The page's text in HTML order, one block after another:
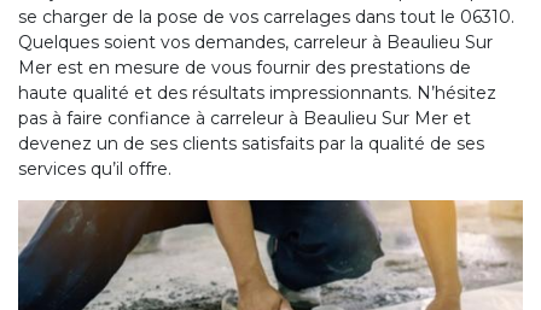
se charger de la pose de vos carrelages dans tout le 06310.
Quelques soient vos demandes, carreleur à Beaulieu Sur
Mer est en mesure de vous fournir des prestations de
haute qualité et des résultats impressionnants. N’hésitez
pas à faire confiance à carreleur à Beaulieu Sur Mer et
devenez un de ses clients satisfaits par la qualité de ses
services qu’il offre.